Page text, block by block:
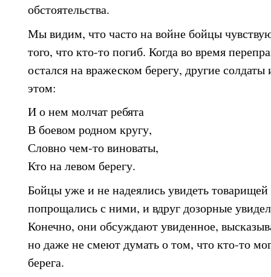
обстоятельства.
Мы видим, что часто на войне бойцы
того, что кто-то погиб. Когда во время
остался на вражеском берегу, другие солдаты
этом:
И о нем молчат ребята
В боевом родном кругу,
Словно чем-то виноваты,
Кто на левом берегу.
Бойцы уже и не надеялись увидеть
попрощались с ними, и вдруг дозорные
Конечно, они обсуждают увиденное,
но даже не смеют думать о том, что кто-то
берега.